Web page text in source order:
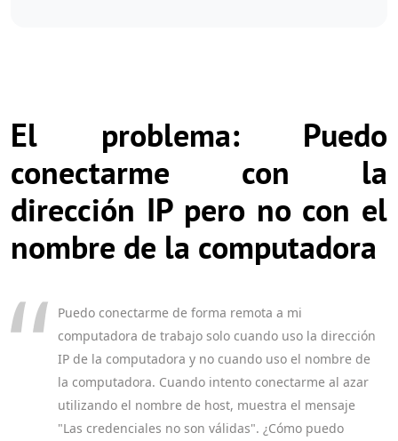
El problema: Puedo
conectarme con la
dirección IP pero no con el
nombre de la computadora
Puedo conectarme de forma remota a mi
computadora de trabajo solo cuando uso la dirección
IP de la computadora y no cuando uso el nombre de
la computadora. Cuando intento conectarme al azar
utilizando el nombre de host, muestra el mensaje
"Las credenciales no son válidas". ¿Cómo puedo